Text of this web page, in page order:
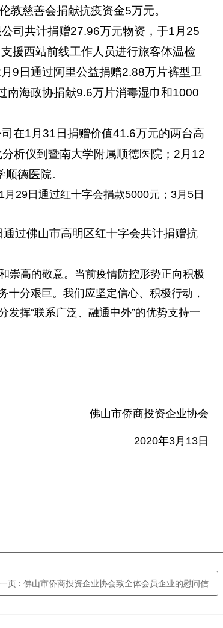
教慈善会捐献抗疫资金5万元。
司共计捐赠27.96万元物资，于1月25
援西站前线工作人员进行旅客体温检
9日通过阿里公益捐赠2.88万片裤型卫
南海政协捐献9.6万片消毒湿巾和1000
在1月31日捐赠价值41.6万元的两台高
析仪到暨南大学附属顺德医院；2月12
德医院。
1 月29日通过红十字会捐款5000元；3月5日
过佛山市高明区红十字会共计捐赠抗
崇高的敬意。当前疫情防控形势正向积极
十分艰巨。我们应坚定信心、积极行动，
挥“联系广泛、融通中外”的优势支持一
佛山市侨商投资企业协会
2020年3月13日
页 : 佛山市侨商投资企业协会致全体会员企业的慰问信